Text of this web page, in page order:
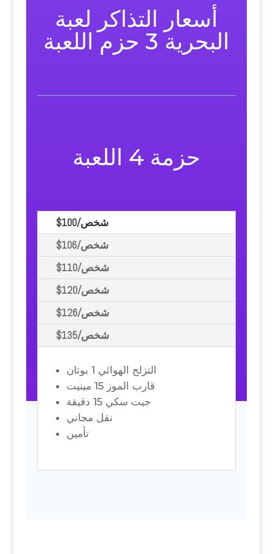
أسعار التذاكر لعبة
البحرية 3 حزم اللعبة
حزمة 4 اللعبة
$100/شخص
$106/شخص
$110/شخص
$120/شخص
$126/شخص
$135/شخص
التزلج الهوائي 1 بوتان
قارب الموز 15 مينيت
جيت سكي 15 دقيقة
نقل مجاني
تأمين